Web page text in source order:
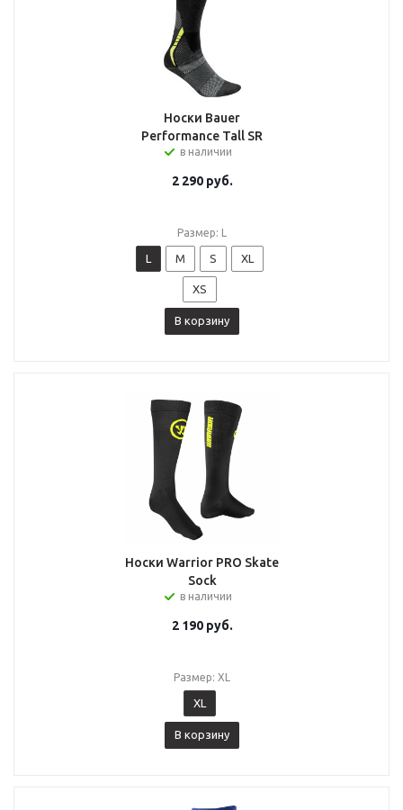
Носки Bauer
Performance Tall SR
в наличии
2 290руб.
Размер: L
L M S XL
XS
В корзину
Носки Warrior PRO Skate
Sock
в наличии
2 190руб.
Размер: XL
XL
В корзину